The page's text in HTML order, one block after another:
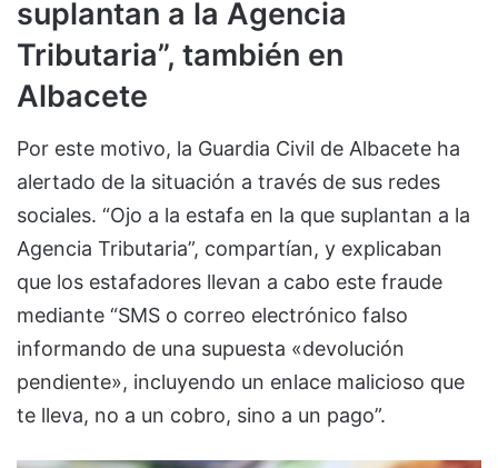
suplantan a la Agencia
Tributaria”, también en
Albacete
Por este motivo, la Guardia Civil de Albacete ha
alertado de la situación a través de sus redes
sociales. “Ojo a la estafa en la que suplantan a la
Agencia Tributaria”, compartían, y explicaban
que los estafadores llevan a cabo este fraude
mediante “SMS o correo electrónico falso
informando de una supuesta «devolución
pendiente», incluyendo un enlace malicioso que
te lleva, no a un cobro, sino a un pago”.